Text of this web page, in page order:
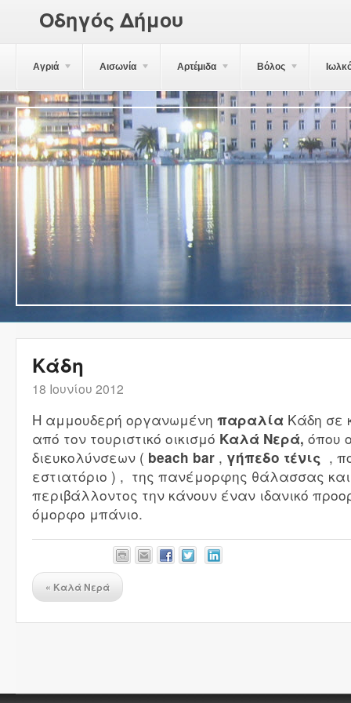
Οδηγός Δήμου
Αγριά Αισωνία Αρτέμιδα Βόλος
Κάδη
18 Ιουνίου 2012
Η αμμουδερή οργανωμένη παραλία Κάδη σε
από τον τουριστικό οικισμό Καλά Νερά, όπου
διευκολύνσεων ( beach bar , γήπεδο τένις ,
εστιατόριο ) , της πανέμορφης θάλασσας
περιβάλλοντος την κάνουν έναν ιδανικό
όμορφο μπάνιο.
« Καλά Νερά